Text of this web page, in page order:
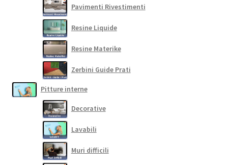
Pavimenti Rivestimenti
Resine Liquide
Resine Materike
Zerbini Guide Prati
Pitture interne
Decorative
Lavabili
Muri difficili